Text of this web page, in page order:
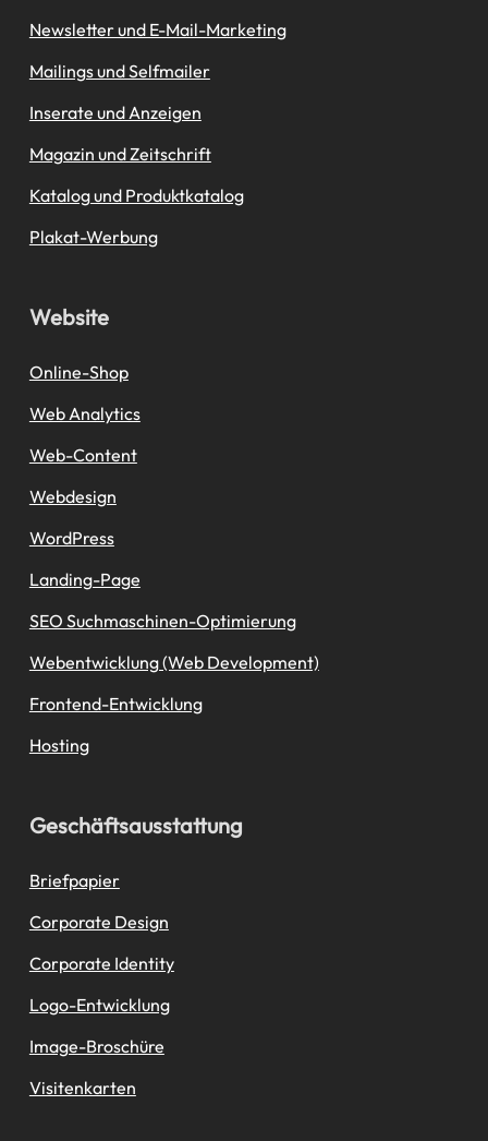
Newsletter und E-Mail-Marketing
Mailings und Selfmailer
Inserate und Anzeigen
Magazin und Zeitschrift
Katalog und Produktkatalog
Plakat-Werbung
Website
Online-Shop
Web Analytics
Web-Content
Webdesign
WordPress
Landing-Page
SEO Suchmaschinen-Optimierung
Webentwicklung (Web Development)
Frontend-Entwicklung
Hosting
Geschäftsausstattung
Briefpapier
Corporate Design
Corporate Identity
Logo-Entwicklung
Image-Broschüre
Visitenkarten